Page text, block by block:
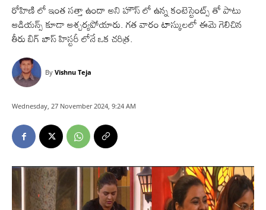
రోహిణి లో ఇంత సత్తా ఉందా అని హౌస్ లో ఉన్న కంటెస్టెంట్స్ తో పాటు
ఆడియన్స్ కూడా ఆశ్చర్యపోయారు. గత వారం టాస్కులలో ఈమె గెలిచిన
తీరు బిగ్ బాస్ హిస్టరీ లోనే ఒక చరిత్ర.
By Vishnu Teja
Wednesday, 27 November 2024, 9:24 AM